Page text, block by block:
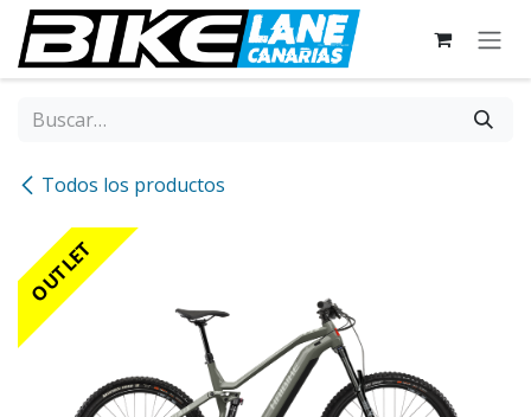
Ir al contenido
Todos los productos
OUTLET